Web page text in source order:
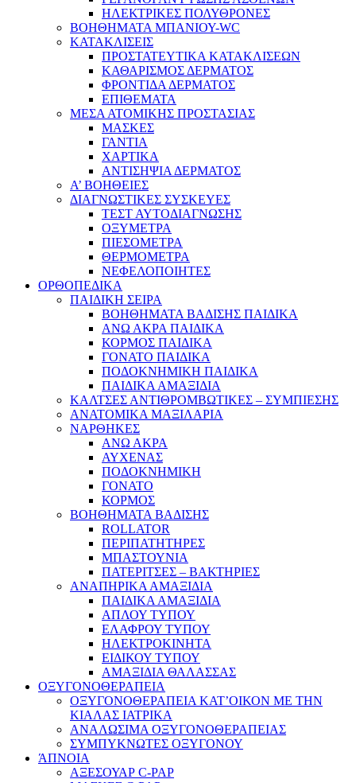
ΗΛΕΚΤΡΙΚΕΣ ΠΟΛΥΘΡΟΝΕΣ
ΒΟΗΘΗΜΑΤΑ ΜΠΑΝΙΟΥ-WC
ΚΑΤΑΚΛΙΣΕΙΣ
ΠΡΟΣΤΑΤΕΥΤΙΚΑ ΚΑΤΑΚΛΙΣΕΩΝ
ΚΑΘΑΡΙΣΜΟΣ ΔΕΡΜΑΤΟΣ
ΦΡΟΝΤΙΔΑ ΔΕΡΜΑΤΟΣ
ΕΠΙΘΕΜΑΤΑ
ΜΕΣΑ ΑΤΟΜΙΚΗΣ ΠΡΟΣΤΑΣΙΑΣ
ΜΑΣΚΕΣ
ΓΑΝΤΙΑ
ΧΑΡΤΙΚΑ
ΑΝΤΙΣΗΨΙΑ ΔΕΡΜΑΤΟΣ
Α’ ΒΟΗΘΕΙΕΣ
ΔΙΑΓΝΩΣΤΙΚΕΣ ΣΥΣΚΕΥΕΣ
ΤΕΣΤ ΑΥΤΟΔΙΑΓΝΩΣΗΣ
ΟΞΥΜΕΤΡΑ
ΠΙΕΣΟΜΕΤΡΑ
ΘΕΡΜΟΜΕΤΡΑ
ΝΕΦΕΛΟΠΟΙΗΤΕΣ
ΟΡΘΟΠΕΔΙΚΑ
ΠΑΙΔΙΚΗ ΣΕΙΡΑ
ΒΟΗΘΗΜΑΤΑ ΒΑΔΙΣΗΣ ΠΑΙΔΙΚΑ
ΑΝΩ ΑΚΡΑ ΠΑΙΔΙΚΑ
ΚΟΡΜΟΣ ΠΑΙΔΙΚΑ
ΓΟΝΑΤΟ ΠΑΙΔΙΚΑ
ΠΟΔΟΚΝΗΜΙΚΗ ΠΑΙΔΙΚΑ
ΠΑΙΔΙΚΑ ΑΜΑΞΙΔΙΑ
ΚΑΛΤΣΕΣ ΑΝΤΙΘΡΟΜΒΩΤΙΚΕΣ – ΣΥΜΠΙΕΣΗΣ
ΑΝΑΤΟΜΙΚΑ ΜΑΞΙΛΑΡΙΑ
ΝΑΡΘΗΚΕΣ
ΑΝΩ ΑΚΡΑ
ΑΥΧΕΝΑΣ
ΠΟΔΟΚΝΗΜΙΚΗ
ΓΟΝΑΤΟ
ΚΟΡΜΟΣ
ΒΟΗΘΗΜΑΤΑ ΒΑΔΙΣΗΣ
ROLLATOR
ΠΕΡΙΠΑΤΗΤΗΡΕΣ
ΜΠΑΣΤΟΥΝΙΑ
ΠΑΤΕΡΙΤΣΕΣ – ΒΑΚΤΗΡΙΕΣ
ΑΝΑΠΗΡΙΚΑ ΑΜΑΞΙΔΙΑ
ΠΑΙΔΙΚΑ ΑΜΑΞΙΔΙΑ
ΑΠΛΟΥ ΤΥΠΟΥ
ΕΛΑΦΡΟΥ ΤΥΠΟΥ
ΗΛΕΚΤΡΟΚΙΝΗΤΑ
ΕΙΔΙΚΟΥ ΤΥΠΟΥ
ΑΜΑΞΙΔΙΑ ΘΑΛΑΣΣΑΣ
ΟΞΥΓΟΝΟΘΕΡΑΠΕΙΑ
ΟΞΥΓΟΝΟΘΕΡΑΠΕΙΑ ΚΑΤ’ΟΙΚΟΝ ΜΕ ΤΗΝ
ΚΙΑΛΑΣ ΙΑΤΡΙΚΑ
ΑΝΑΛΩΣΙΜΑ ΟΞΥΓΟΝΟΘΕΡΑΠΕΙΑΣ
ΣΥΜΠΥΚΝΩΤΕΣ ΟΞΥΓΟΝΟΥ
ΆΠΝΟΙΑ
ΑΞΕΣΟΥΑΡ C-PAP